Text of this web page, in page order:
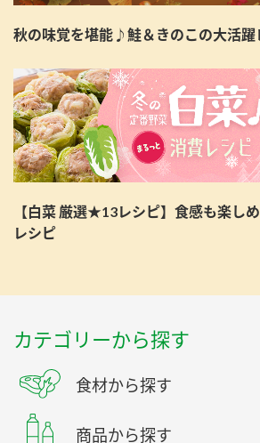
秋の味覚を堪能♪鮭＆きのこの大活躍
【白菜 厳選★13レシピ】食感も楽し
レシピ
カテゴリーから探す
食材から探す
商品から探す